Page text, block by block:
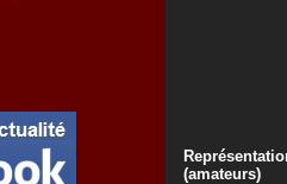
(amateurs)